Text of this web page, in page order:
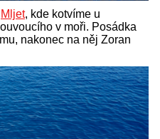
Mljet, kde kotvíme u
v moři. Posádka
nakonec na něj Zoran